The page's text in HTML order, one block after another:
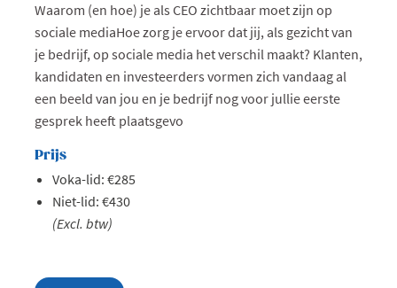
Waarom (en hoe) je als CEO zichtbaar moet zijn op
sociale mediaHoe zorg je ervoor dat jij, als gezicht van
je bedrijf, op sociale media het verschil maakt? Klanten,
kandidaten en investeerders vormen zich vandaag al
een beeld van jou en je bedrijf nog voor jullie eerste
gesprek heeft plaatsgevo
Prijs
Voka-lid: €285
Niet-lid: €430
(Excl. btw)